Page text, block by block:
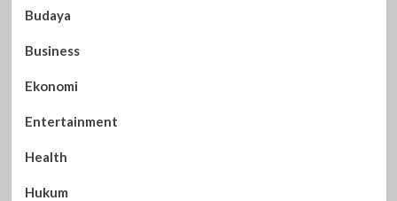
Budaya
Business
Ekonomi
Entertainment
Health
Hukum